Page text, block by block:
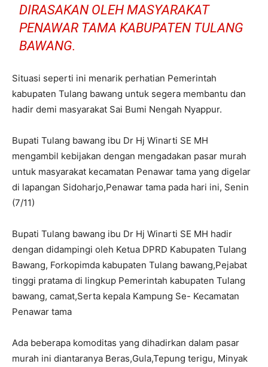
DIRASAKAN OLEH MASYARAKAT
PENAWAR TAMA KABUPATEN TULANG
BAWANG.
Situasi seperti ini menarik perhatian Pemerintah
kabupaten Tulang bawang untuk segera membantu dan
hadir demi masyarakat Sai Bumi Nengah Nyappur.
Bupati Tulang bawang ibu Dr Hj Winarti SE MH
mengambil kebijakan dengan mengadakan pasar murah
untuk masyarakat kecamatan Penawar tama yang digelar
di lapangan Sidoharjo,Penawar tama pada hari ini, Senin
(7/11)
Bupati Tulang bawang ibu Dr Hj Winarti SE MH hadir
dengan didampingi oleh Ketua DPRD Kabupaten Tulang
Bawang, Forkopimda kabupaten Tulang bawang,Pejabat
tinggi pratama di lingkup Pemerintah kabupaten Tulang
bawang, camat,Serta kepala Kampung Se- Kecamatan
Penawar tama
Ada beberapa komoditas yang dihadirkan dalam pasar
murah ini diantaranya Beras,Gula,Tepung terigu, Minyak